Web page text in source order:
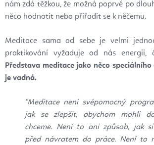
nám zdá těžkou, že možná poprvé po
něco hodnotit nebo přiřadit se k něčemu.
Meditace sama od sebe je velmi
praktikování vyžaduje od nás energii,
Představa meditace jako něco speciálního
je vadná.
"Meditace není svépomocný
jak se zlepšit, abychom mohli
chceme. Není to ani způsob, jak
před návratem do práce. Není to